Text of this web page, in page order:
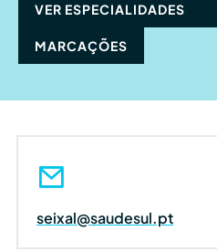
VER ESPECIALIDADES
MARCAÇÕES
seixal@saudesul.pt